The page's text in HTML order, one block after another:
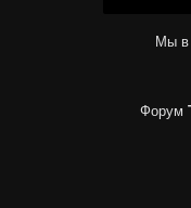
Мы в
Форум